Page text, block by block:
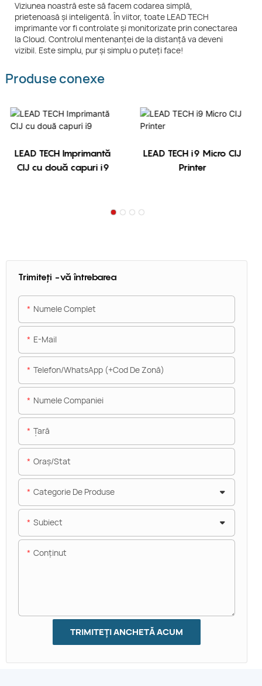
Viziunea noastră este să facem codarea simplă,
prietenoasă și inteligentă. În viitor, toate LEAD TECH
imprimante vor fi controlate și monitorizate prin conectarea
la Cloud. Controlul mentenanței de la distanță va deveni
vizibil. Este simplu, pur și simplu o puteți face!
Produse conexe
LEAD TECH Imprimantă
CIJ cu două capuri i9
LEAD TECH i9 Micro CIJ
Printer
Trimiteți -vă întrebarea
Numele Complet
E-Mail
Telefon/WhatsApp (+Cod De Zonă)
Numele Companiei
Ţară
Oraș/stat
Categorie De Produse
Subiect
Conţinut
TRIMITEȚI ANCHETĂ ACUM